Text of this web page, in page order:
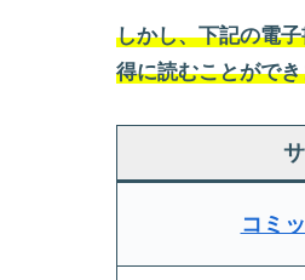
しかし、下記の電
得に読むことがで
コミ